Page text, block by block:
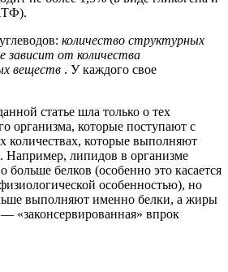
количество структурных
зависит от количества
веществ . У каждого свое
статье шла только о тех
организма, которые поступают с
количествах, которые выполняют
липидов в организме
больше белков (особенно это касается
особенностью), но
выполняют именно белки, а жиры
«законсервированная» впрок